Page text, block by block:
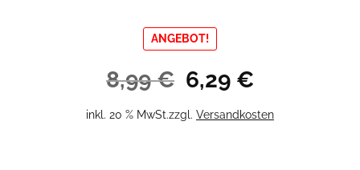
ANGEBOT!
8,99€
Ursprünglicher
Preis
war:
6,29 €Aktueller
ist:
inkl. 20 % MwSt.zzgl. Versandkosten